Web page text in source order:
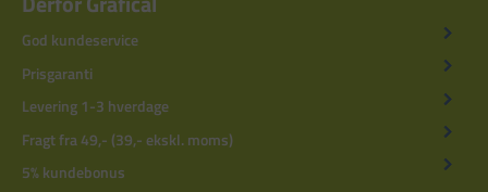
God kundeservice
Prisgaranti
Levering 1-3 hverdage
Fragt fra 49,- (39,- ekskl. moms)
5% kundebonus